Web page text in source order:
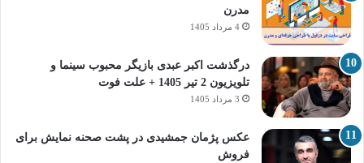
مدرن
4 مرداد 1405
درگذشت اکبر عبدی بازیگر محبوب سینما و
تلویزیون 2 تیر 1405 + علت فوت
3 مرداد 1405
عکس پژمان جمشیدی در پشت صحنه نمایش برای
فروش